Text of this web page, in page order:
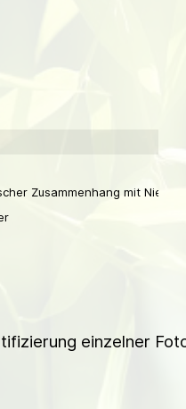
Zusammenhang mit Niederl
einzelner